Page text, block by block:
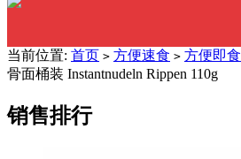
当前位置: 首页 > 方便速食 > 方便即食
骨面桶装 Instantnudeln Rippen 110g
销售排行